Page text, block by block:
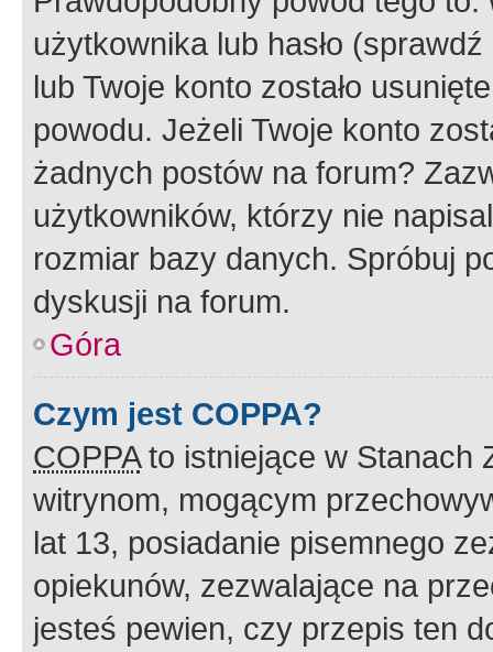
użytkownika lub hasło
lub Twoje konto zostało
powodu. Jeżeli Twoje konto
żadnych postów na forum?
użytkowników, którzy nie
rozmiar bazy danych. Spróbuj
dyskusji na forum.
Góra
Czym jest COPPA?
COPPAto istniejące w Stanach
witrynom, mogącym
lat 13, posiadanie pisemnego
opiekunów, zezwalające na
jesteś pewien, czy przepis ten